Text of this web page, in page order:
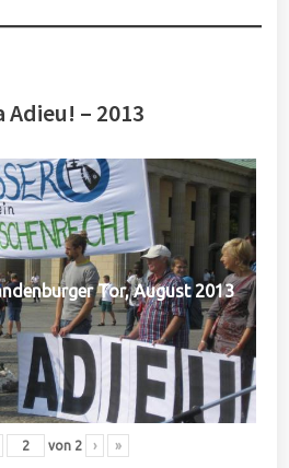
Adieu! – 2013
Tor, August 2013
von 2 › »